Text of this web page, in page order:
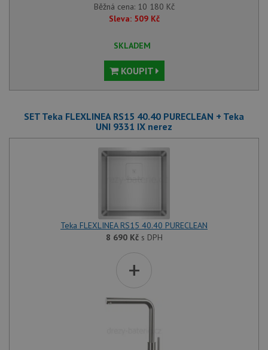
Běžná cena: 10 180 Kč
Sleva: 509 Kč
SKLADEM
KOUPIT
SET Teka FLEXLINEA RS15 40.40 PURECLEAN + Teka
UNI 9331 IX nerez
Teka FLEXLINEA RS15 40.40 PURECLEAN
8 690 Kčs DPH
+